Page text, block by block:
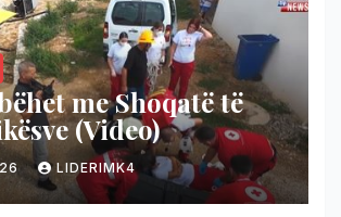
me Shoqatë të
(Video)
LIDERIMK4